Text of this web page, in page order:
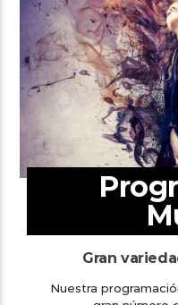
Gran
Nuestra